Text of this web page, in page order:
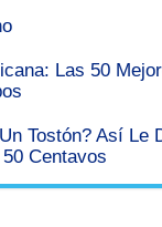
Las 50
Tostón? Así Le
Centavos